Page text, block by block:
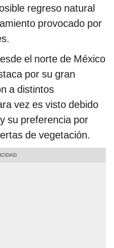
regreso natural
provocado por
el norte de México
por su gran
a distintos
vez es visto debido
su preferencia por
de vegetación.